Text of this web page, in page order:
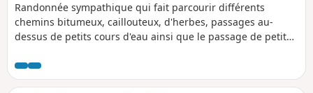
Randonnée sympathique qui fait parcourir différents
chemins bitumeux, caillouteux, d'herbes, passages au-
dessus de petits cours d'eau ainsi que le passage de petits